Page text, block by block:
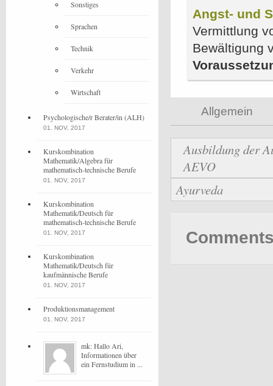
Angst- und
Vermittlung
Bewältigung
Allgemein
Ausbildung der
AEVO
Ayurveda
Sonstiges
Sprachen
Technik
Verkehr
Wirtschaft
Psychologische/r Berater/in (ALH)
01. NOV, 2017
Kurskombination
Mathematik/Algebra für
mathematisch-technische Berufe
01. NOV, 2017
Kurskombination
Mathematik/Deutsch für
mathematisch-technische Berufe
01. NOV, 2017
Kurskombination
Mathematik/Deutsch für
kaufmännische Berufe
01. NOV, 2017
Produktionsmanagement
01. NOV, 2017
mk: Hallo Ari,
Informationen über
ein Fernstudium in ...